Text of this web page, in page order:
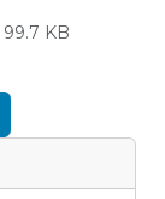
99.7 KB